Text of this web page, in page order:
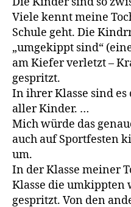
Viele kennt meine
Schule geht. Die
„umgekippt sind“
am Kiefer verletzt –
gespritzt.
In ihrer Klasse sind es
aller Kinder. …
Mich würde das
auch auf Sportfesten
um.
In der Klasse meiner
Klasse die umkippten
gespritzt. Von den